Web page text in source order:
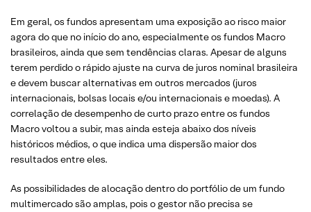
Em geral, os fundos apresentam uma exposição ao risco maior
agora do que no início do ano, especialmente os fundos Macro
brasileiros, ainda que sem tendências claras. Apesar de alguns
terem perdido o rápido ajuste na curva de juros nominal brasileira
e devem buscar alternativas em outros mercados (juros
internacionais, bolsas locais e/ou internacionais e moedas). A
correlação de desempenho de curto prazo entre os fundos
Macro voltou a subir, mas ainda esteja abaixo dos níveis
históricos médios, o que indica uma dispersão maior dos
resultados entre eles.
As possibilidades de alocação dentro do portfólio de um fundo
multimercado são amplas, pois o gestor não precisa se